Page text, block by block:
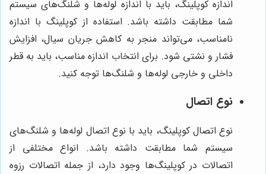
اندازه کوپلینگ، باید با اندازه لوله‌ها و شلنگ‌های سیستم
شما مطابقت داشته باشد. استفاده از کوپلینگ با اندازه
نامناسب، می‌تواند منجر به کاهش جریان سیال، افزایش
فشار و نشتی شود. برای انتخاب اندازه مناسب، باید به قطر
داخلی و خارجی لوله‌ها و شلنگ‌ها توجه کنید.
نوع اتصال
نوع اتصال کوپلینگ، باید با نوع اتصال لوله‌ها و شلنگ‌های
سیستم شما مطابقت داشته باشد. انواع مختلفی از
اتصالات در کوپلینگ‌ها وجود دارد، از جمله اتصالات رزوه